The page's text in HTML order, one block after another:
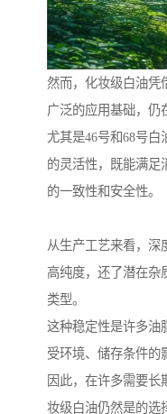
然而，化妆级白油凭
广泛的应用基础，仍
尤其是46号和68号
的灵活性，既能满足
的一致性和安全性。
从生产工艺来看，深
高纯度，还了潜在杂
类型。
这种稳定性是许多油
受环境、储存条件的
因此，在许多需要
妆级白油仍然是的选